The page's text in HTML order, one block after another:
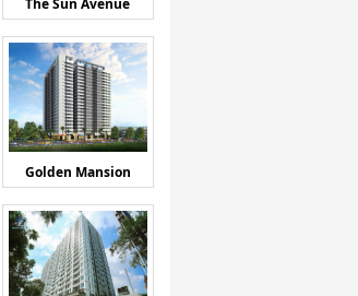
The Sun Avenue
Golden Mansion